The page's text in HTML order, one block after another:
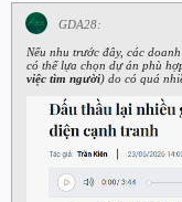
GDA28:
Nếu nhu trước đây, các
có thể lựa chọn dự án phù
việc tìm người) do có quá